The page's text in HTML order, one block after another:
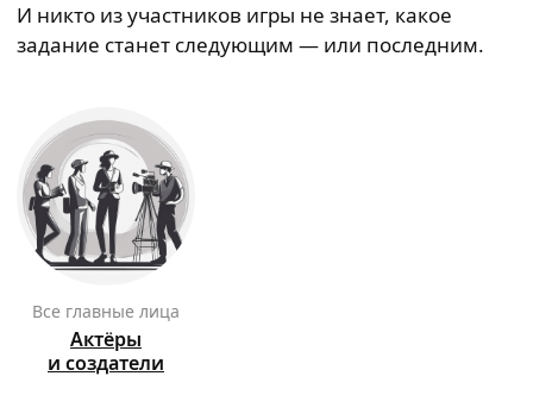
И никто из участников игры не знает, какое
задание станет следующим — или последним.
Все главные лица
Актёры
и создатели